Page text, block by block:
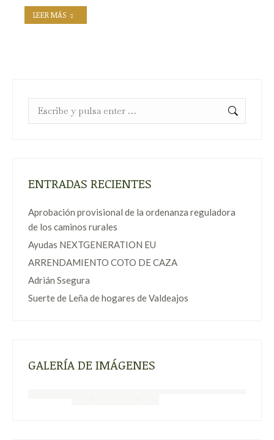
LEER MÁS
Buscar:
ENTRADAS RECIENTES
Aprobación provisional de la ordenanza reguladora
de los caminos rurales
Ayudas NEXTGENERATION EU
ARRENDAMIENTO COTO DE CAZA
Adrián Ssegura
Suerte de Leña de hogares de Valdeajos
GALERÍA DE IMÁGENES